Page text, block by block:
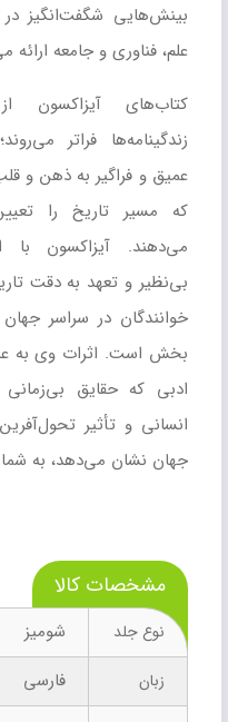
بینش‌هایی شگفت‌انگیز در ارتباط
علم، فناوری و جامعه ارائه می‌دهد.
کتاب‌های آیزاکسون از حد
زندگینامه‌ها فراتر می‌روند؛
عمیق و فراگیر به ذهن و قلب
که مسیر تاریخ را تعیین
می‌دهند. آیزاکسون با استعداد
بی‌نظیر و تعهد به دقت تاریخی،
خوانندگان در سراسر جهان
بخش است. اثرات وی به عنوان
ادبی که حقایق بی‌زمانی را
انسانی و تأثیر تحول‌آفرین
جهان نشان می‌دهد، به شمار میاید.
مشخصات کالا
نوع جلد شومیز